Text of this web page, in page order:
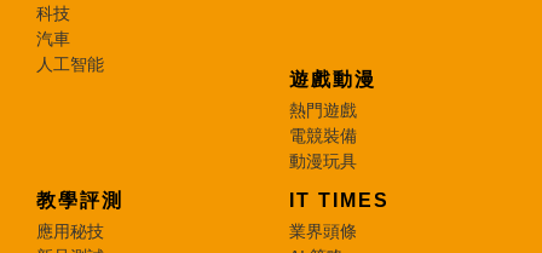
科技
汽車
人工智能
遊戲動漫
熱門遊戲
電競裝備
動漫玩具
教學評測
應用秘技
IT TIMES
業界頭條